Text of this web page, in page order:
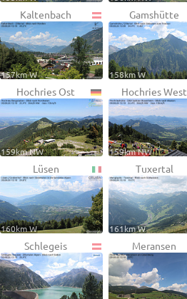
Kaltenbach
157km W
Gamshütte
158km W
Hochries Ost
159km NW
Hochries West
159km NW
Lüsen
160km W
Tuxertal
161km W
Schlegeis Meransen